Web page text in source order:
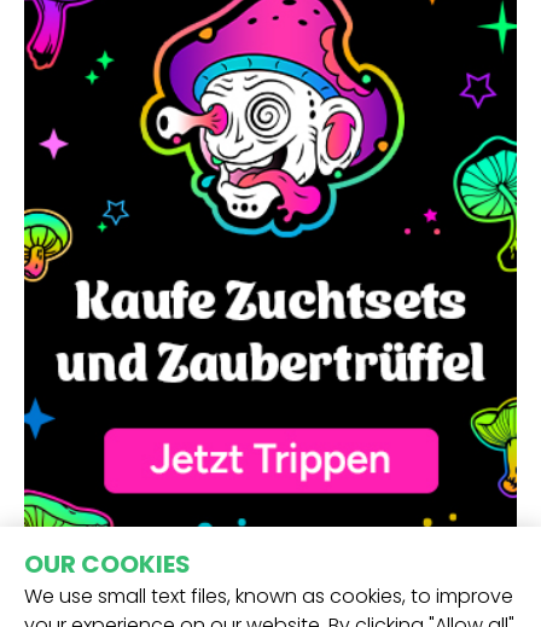
OUR COOKIES
We use small text files, known as cookies, to improve